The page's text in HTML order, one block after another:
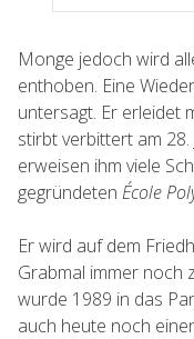
Monge jedoch wird
enthoben. Eine
untersagt. Er erleidet
stirbt verbittert am 28.
erweisen ihm viele
gegründeten École
Er wird auf dem
Grabmal immer noch
wurde 1989 in das
auch heute noch